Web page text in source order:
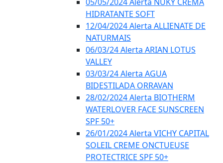
HIDRATANTE SOFT
12/04/2024 Alerta ALLIENATE DE
NATURMAIS
06/03/24 Alerta ARIAN LOTUS
VALLEY
03/03/24 Alerta AGUA
BIDESTILADA ORRAVAN
28/02/2024 Alerta BIOTHERM
WATERLOVER FACE SUNSCREEN
SPF 50+
26/01/2024 Alerta VICHY CAPITAL
SOLEIL CREME ONCTUEUSE
PROTECTRICE SPF 50+